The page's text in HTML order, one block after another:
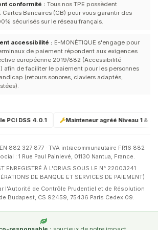
conformité : Tous nos TPE possèdent
Cartes Bancaires (CB) pour vous garantir des
sécurisés sur le réseau français.
accessibilité : E-MONÉTIQUE s'engage pour
de paiement répondent aux exigences
européenne 2019/882 (Accessibilité
afin de faciliter le paiement pour les personnes
(retours sonores, claviers adaptés,
DSS 4.0.1 Mainteneur agréé Niveau 1 & 2
882 327 877 · TVA intracommunautaire FR16 882
: 1 Rue Paul Painlevé, 01130 Nantua, France.
ENREGISTRÉ À L'ORIAS SOUS LE N° 22003241
DE BANQUE ET SERVICES DE PAIEMENT)
l'Autorité de Contrôle Prudentiel et de Résolution
de Budapest, CS 92459, 75436 Paris Cedex 09.